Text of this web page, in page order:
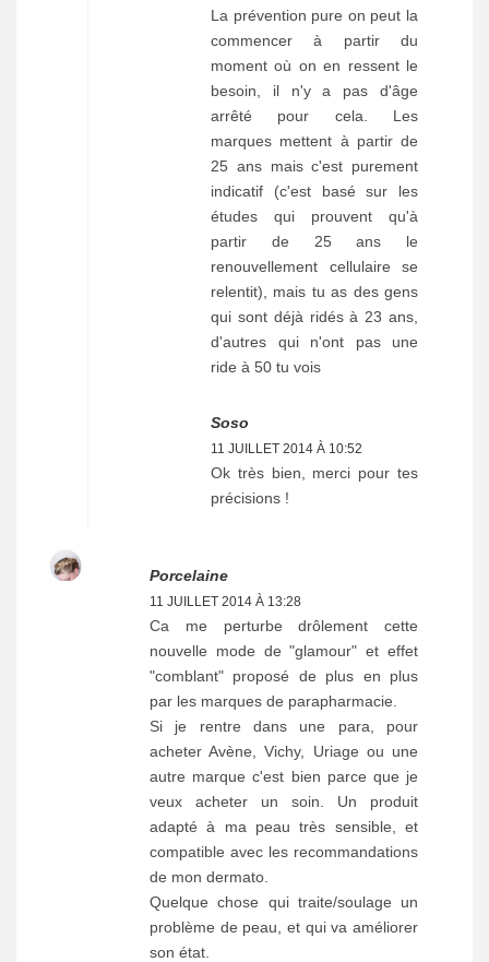
La prévention pure on peut la
commencer à partir du
moment où on en ressent le
besoin, il n'y a pas d'âge
arrêté pour cela. Les
marques mettent à partir de
25 ans mais c'est purement
indicatif (c'est basé sur les
études qui prouvent qu'à
partir de 25 ans le
renouvellement cellulaire se
relentit), mais tu as des gens
qui sont déjà ridés à 23 ans,
d'autres qui n'ont pas une
ride à 50 tu vois
Soso
11 JUILLET 2014 À 10:52
Ok très bien, merci pour tes
précisions !
Porcelaine
11 JUILLET 2014 À 13:28
Ca me perturbe drôlement cette
nouvelle mode de "glamour" et effet
"comblant" proposé de plus en plus
par les marques de parapharmacie.
Si je rentre dans une para, pour
acheter Avène, Vichy, Uriage ou une
autre marque c'est bien parce que je
veux acheter un soin. Un produit
adapté à ma peau très sensible, et
compatible avec les recommandations
de mon dermato.
Quelque chose qui traite/soulage un
problème de peau, et qui va améliorer
son état.